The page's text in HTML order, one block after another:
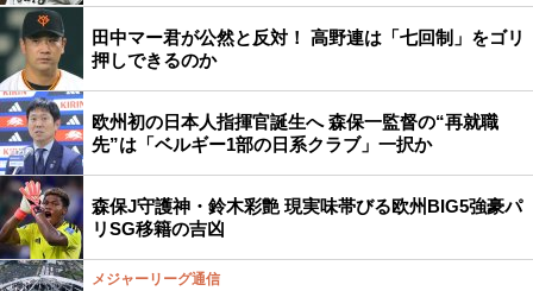
田中マー君が公然と反対！ 高野連は「七回制」をゴリ
押しできるのか
欧州初の日本人指揮官誕生へ 森保一監督の“再就職
先”は「ベルギー1部の日系クラブ」一択か
森保J守護神・鈴木彩艶 現実味帯びる欧州BIG5強豪パ
リSG移籍の吉凶
メジャーリーグ通信